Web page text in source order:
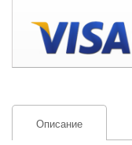
Описание